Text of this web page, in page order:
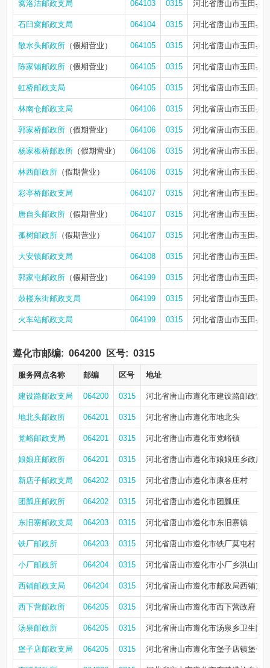
窝洛沽邮政支局 064103 0315 河北省唐山市玉田县
石臼窝邮政支局 064104 0315 河北省唐山市玉田县
散水头邮政所 （假期营业） 064105 0315 河北省唐山市玉田县
陈家铺邮政所 （假期营业） 064105 0315 河北省唐山市玉田县
虹桥邮政支局 064105 0315 河北省唐山市玉田县
林南仓邮政支局 064106 0315 河北省唐山市玉田县
郭家桥邮政所 （假期营业） 064106 0315 河北省唐山市玉田县
杨家板桥邮政所 （假期营业） 064106 0315 河北省唐山市玉田县
林西邮政所 （假期营业） 064106 0315 河北省唐山市玉田县
彩亭桥邮政支局 064107 0315 河北省唐山市玉田县
唐自头邮政所 （假期营业） 064107 0315 河北省唐山市玉田县
孤树邮政所 （假期营业） 064107 0315 河北省唐山市玉田县
大安镇邮政支局 064108 0315 河北省唐山市玉田县
郭家屯邮政所 （假期营业） 064199 0315 河北省唐山市玉田县
鼓楼东街邮政支局 064199 0315 河北省唐山市玉田县
火车站邮政支局 064199 0315 河北省唐山市玉田县
遵化市邮编: 064200 区号: 0315
服务网点名称 邮编 区号 地址
建设路邮政支局 064200 0315 河北省唐山市遵化市建设路邮政营
地北头邮政所 064201 0315 河北省唐山市遵化市地北头
党峪邮政支局 064201 0315 河北省唐山市遵化市党峪镇
娘娘庄邮政所 064201 0315 河北省唐山市遵化市娘娘庄乡政府
新店子邮政支局 064202 0315 河北省唐山市遵化市康各庄村
团瓢庄邮政所 064202 0315 河北省唐山市遵化市团瓢庄
东旧寨邮政支局 064203 0315 河北省唐山市遵化市东旧寨镇
铁厂邮政所 064203 0315 河北省唐山市遵化市铁厂莫屯村
小厂邮政所 064204 0315 河北省唐山市遵化市小厂乡洪山口
西铺邮政支局 064204 0315 河北省唐山市遵化市邮政局西铺支
西下营邮政所 064205 0315 河北省唐山市遵化市西下营政府
汤泉邮政所 064205 0315 河北省唐山市遵化市汤泉乡卫生院
堡子店邮政支局 064205 0315 河北省唐山市遵化市堡子店镇堡子